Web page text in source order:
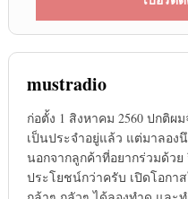
mustradio
ก่อตั้ง 1 สิงหาคม 2560 ปกติผ
เป็นประจำอยู่แล้ว แต่มาลอง
นอกจากลูกค้าที่อยากร่วมด้ว
ประโยชน์กว่าครับ เปิดโอกา